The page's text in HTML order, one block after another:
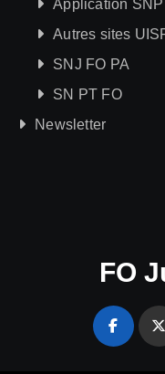
Application
Autres sites
SNJ FO PA
SN PT FO
Newsletter
FO